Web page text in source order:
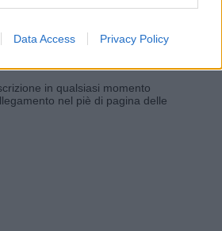
Data Access Privacy Policy
alla newsletter accetti che le
in qualsiasi momento
nel piè di pagina delle